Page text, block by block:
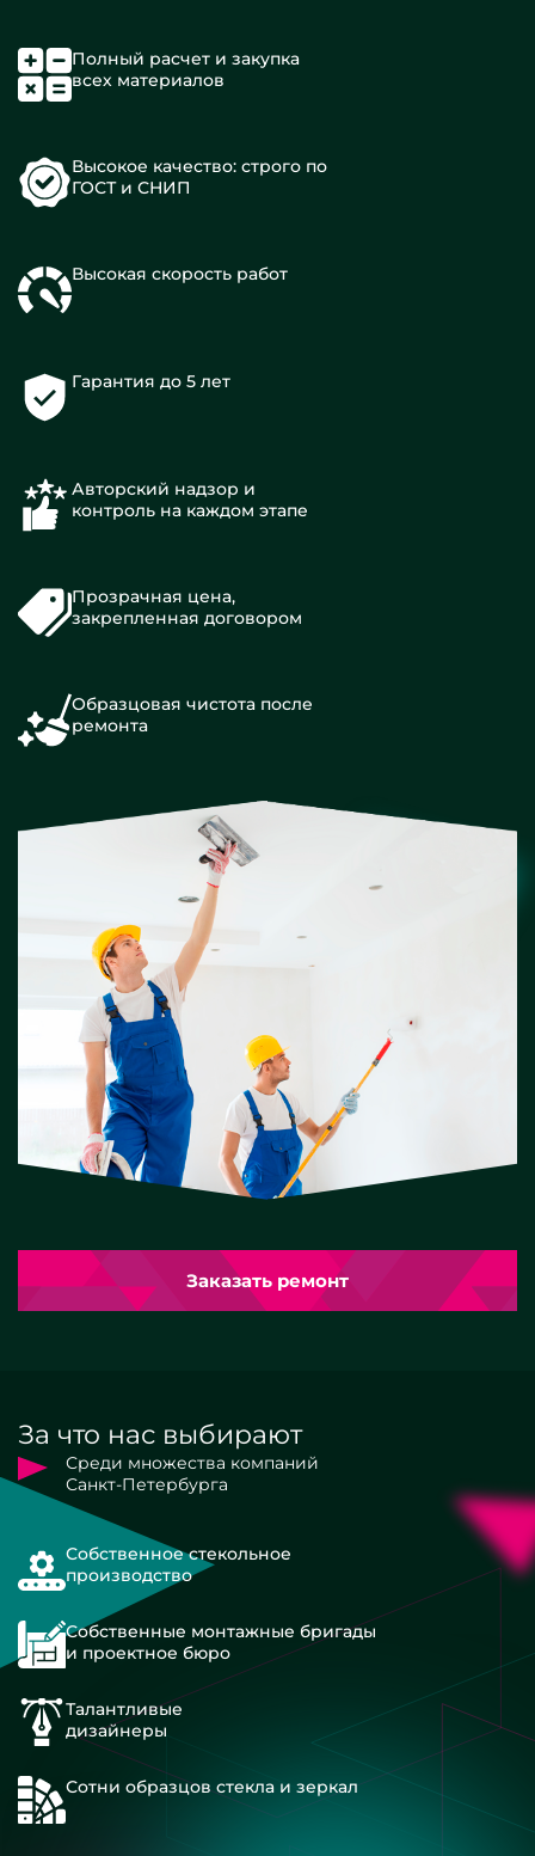
Полный расчет и закупка
всех материалов
Высокое качество: строго по
ГОСТ и СНИП
Высокая скорость работ
Гарантия до 5 лет
Авторский надзор и
контроль на каждом этапе
Прозрачная цена,
закрепленная договором
Образцовая чистота после
ремонта
Заказать ремонт
За что нас выбирают
Среди множества компаний
Санкт-Петербурга
Собственное стекольное
производство
Собственные монтажные бригады
и проектное бюро
Талантливые
дизайнеры
Сотни образцов стекла и зеркал